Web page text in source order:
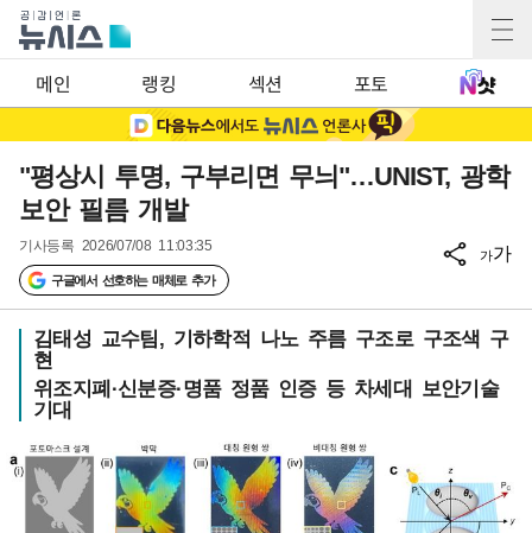
메인 랭킹 섹션 포토
"평상시 투명, 구부리면 무늬"…UNIST, 광학
보안 필름 개발
기사등록 2026/07/08 11:03:35
구글에서 선호하는 매체로 추가
가가
김태성 교수팀, 기하학적 나노 주름 구조로 구조색 구
현
위조지폐·신분증·명품 정품 인증 등 차세대 보안기술
기대